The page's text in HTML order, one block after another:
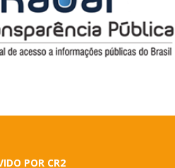
POR CR2